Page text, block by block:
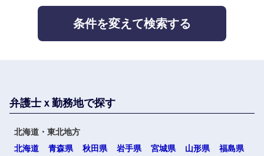
サービス
大阪府 兵庫県
中国・四国地方
鳥取県
条件を変えて検索する
弁護士ｘ勤務地で探す
北海道・東北地方
北海道
青森県 秋田県 岩手県 宮城県 山形県 福島県